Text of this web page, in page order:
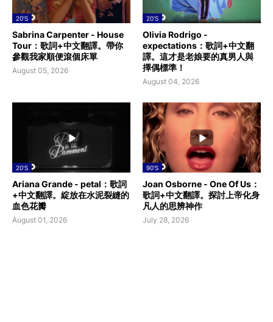
20'S
Sabrina Carpenter - House
Tour：歌詞+中文翻譯。帶你
參觀我家順便滾個床單
August 05, 2026
20'S
Olivia Rodrigo -
expectations：歌詞+中文翻
譯。這才是老娘要的真男人與
擇偶標準！
August 04, 2026
20'S
Ariana Grande - petal：歌詞
+中文翻譯。綻放在水泥裂縫的
血色花瓣
August 01, 2026
90'S
Joan Osborne - One Of Us：
歌詞+中文翻譯。探討上帝化身
凡人的思辨神作
July 28, 2026